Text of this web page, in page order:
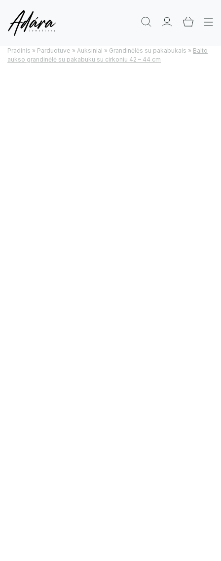
Pradinis » Parduotuve » Auksiniai » Grandinėlės su pakabukais » Balto
aukso grandinėlė su pakabuku su cirkoniu 42 – 44 cm